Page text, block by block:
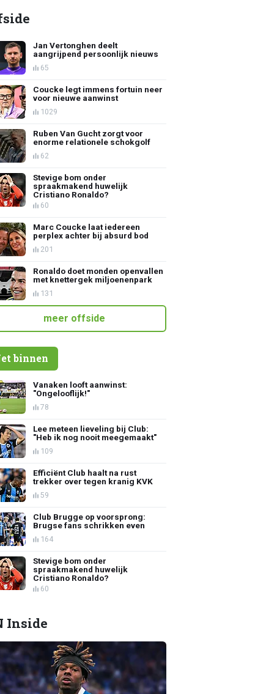
Jan Vertonghen deelt
aangrijpend persoonlijk nieuws
65
Coucke legt immens fortuin neer
voor nieuwe aanwinst
1029
Ruben Van Gucht zorgt voor
enorme relationele schokgolf
62
Stevige bom onder
spraakmakend huwelijk
Cristiano Ronaldo?
60
Marc Coucke laat iedereen
perplex achter bij absurd bod
201
Ronaldo doet monden openvallen
met knettergek miljoenenpark
131
meer offside
binnen
Vanaken looft aanwinst:
"Ongelooflijk!"
78
Lee meteen lieveling bij Club:
"Heb ik nog nooit meegemaakt"
109
Efficiënt Club haalt na rust
trekker over tegen kranig KVK
59
Club Brugge op voorsprong:
Brugse fans schrikken even
164
Stevige bom onder
spraakmakend huwelijk
Cristiano Ronaldo?
60
Inside